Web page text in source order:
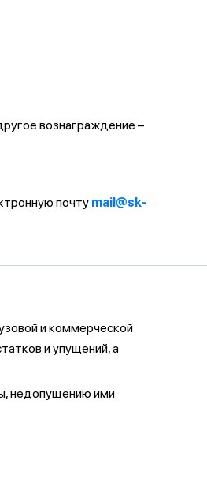
вознаграждение –
почту mail@sk-
и коммерческой
и упущений, а
недопущению ими